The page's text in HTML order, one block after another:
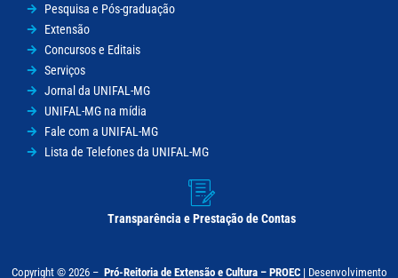
Pesquisa e Pós-graduação
Extensão
Concursos e Editais
Serviços
Jornal da UNIFAL-MG
UNIFAL-MG na mídia
Fale com a UNIFAL-MG
Lista de Telefones da UNIFAL-MG
Transparência e Prestação de Contas
Copyright © 2026 – Pró-Reitoria de Extensão e Cultura – PROEC| Desenvolvimento